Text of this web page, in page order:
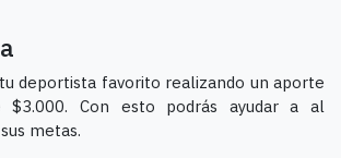
deportista favorito realizando un aporte
$3.000. Con esto podrás ayudar a al
metas.